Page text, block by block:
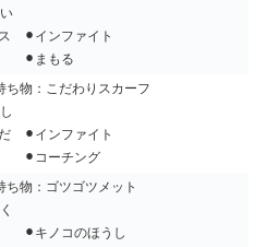
⚫︎インファイト
⚫︎まもる
ち物：こだわりスカーフ
⚫︎インファイト
⚫︎コーチング
ち物：ゴツゴツメット
キノコのほうし